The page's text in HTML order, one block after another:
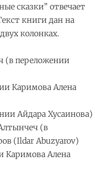
сказки” отвечает
книги дан на
колонках.
(в переложении
Каримова Алена
Айдара Хусаинова)
(в
(Ildar Abuzyarov)
Каримова Алена